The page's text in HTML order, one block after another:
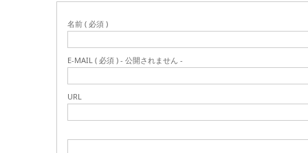
名前 ( 必須 )
E-MAIL ( 必須 ) - 公開されません -
URL